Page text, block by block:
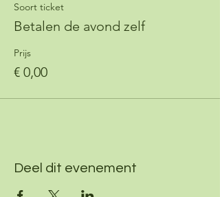
Soort ticket
Betalen de avond zelf
Prijs
€ 0,00
Deel dit evenement